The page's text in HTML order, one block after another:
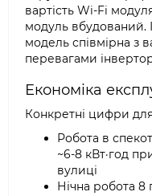
вартість Wi-Fi
модуль вбудований.
модель співмірна з
перевагами
Економіка
Конкретні цифри
Робота в
~6-8 кВт·год
вулиці
Нічна робота